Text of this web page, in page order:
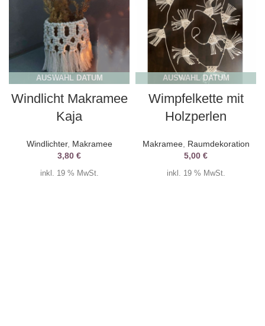
AUSWAHL DATUM
Windlicht Makramee
Kaja
Windlichter, Makramee
3,80 €
inkl. 19 % MwSt.
AUSWAHL DATUM
Wimpfelkette mit
Holzperlen
Makramee, Raumdekoration
5,00 €
inkl. 19 % MwSt.